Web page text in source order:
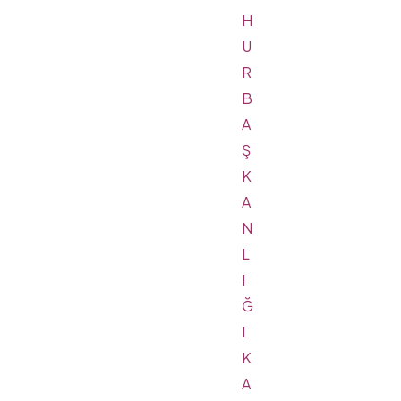
H
U
R
B
A
Ş
K
A
N
L
I
Ğ
I
K
A